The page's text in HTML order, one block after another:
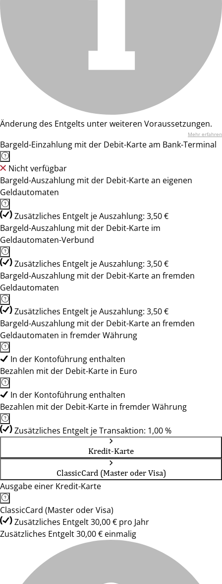
Änderung des Entgelts unter weiteren Voraussetzungen.
Mehr erfahren
Bargeld-Einzahlung mit der Debit-Karte am Bank-Terminal
Nicht verfügbar
Bargeld-Auszahlung mit der Debit-Karte an eigenen
Geldautomaten
Zusätzliches Entgelt je Auszahlung: 3,50 €
Bargeld-Auszahlung mit der Debit-Karte im
Geldautomaten-Verbund
Zusätzliches Entgelt je Auszahlung: 3,50 €
Bargeld-Auszahlung mit der Debit-Karte an fremden
Geldautomaten
Zusätzliches Entgelt je Auszahlung: 3,50 €
Bargeld-Auszahlung mit der Debit-Karte an fremden
Geldautomaten in fremder Währung
In der Kontoführung enthalten
Bezahlen mit der Debit-Karte in Euro
In der Kontoführung enthalten
Bezahlen mit der Debit-Karte in fremder Währung
Zusätzliches Entgelt je Transaktion: 1,00 %
Kredit-Karte
ClassicCard (Master oder Visa)
Ausgabe einer Kredit-Karte
ClassicCard (Master oder Visa)
Zusätzliches Entgelt 30,00 € pro Jahr
Zusätzliches Entgelt 30,00 € einmalig